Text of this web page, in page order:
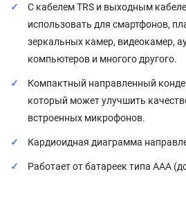
С кабелем TRS и выходным
использовать для смартфонов,
зеркальных камер, видеокамер,
компьютеров и многого другого.
Компактный направленный
который может улучшить
встроенных микрофонов.
Кардиоидная диаграмма
Работает от батареек типа ААА